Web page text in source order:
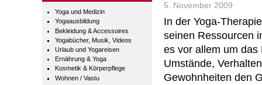
Yoga und Medizin
Yogaausbildung
Bekleidung & Accessoires
Yogabücher, Musik, Videos
Urlaub und Yogareisen
Ernährung & Yoga
Kosmetik & Körperpflege
Wohnen / Vastu
5. November 2009
In der Yoga-
seinen Ressourcen
es vor allem um das
Umstände,
Gewohnheiten den